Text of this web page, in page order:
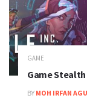
GAME
Game Stealth
BY MOH IRFAN